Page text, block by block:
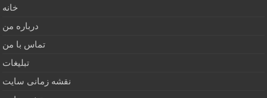
خانه
درباره من
تماس با من
تبلیغات
نقشه زمانی سایت